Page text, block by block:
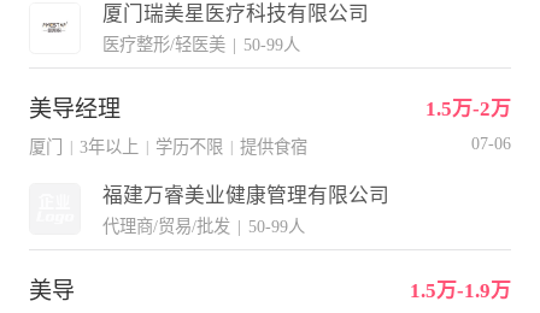
厦门瑞美星医疗科技有限公司
医疗整形/轻医美 | 50-99人
美导经理 1.5万-2万
厦门 3年以上 学历不限 提供食宿 07-06
福建万睿美业健康管理有限公司
代理商/贸易/批发 | 50-99人
美导 1.5万-1.9万